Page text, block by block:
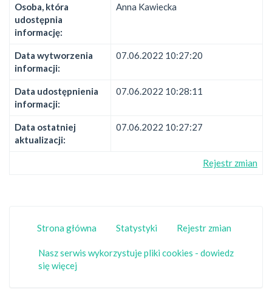
Osoba, która
udostępnia
informację:
Anna Kawiecka
Data wytworzenia
informacji:
07.06.2022 10:27:20
Data udostępnienia
informacji:
07.06.2022 10:28:11
Data ostatniej
aktualizacji:
07.06.2022 10:27:27
Rejestr zmian
Strona główna Statystyki Rejestr zmian
Nasz serwis wykorzystuje pliki cookies - dowiedz
się więcej